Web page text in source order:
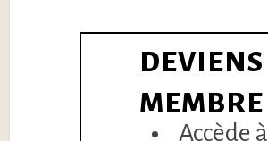
DEVIENS
MEMBRE
Accède à